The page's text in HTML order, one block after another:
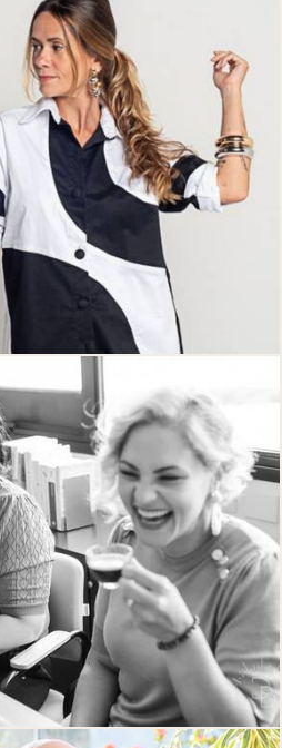
261 0
264 0